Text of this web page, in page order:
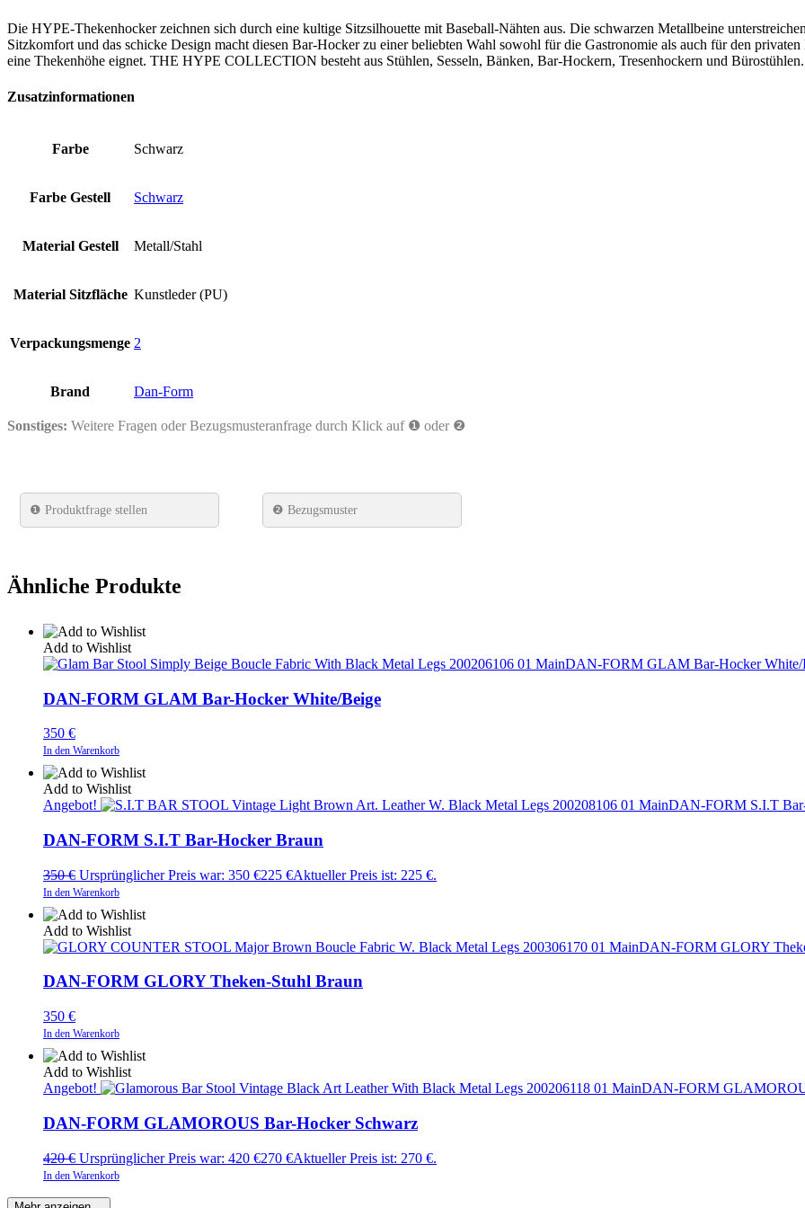
Die HYPE-Thekenhocker zeichnen sich durch eine kultige Sitzsilhouette mit Baseball-Nähten aus. Die schwarzen Metallbeine
Sitzkomfort und das schicke Design macht diesen Bar-Hocker zu einer beliebten Wahl sowohl für die Gastronomie als auch für den
eine Thekenhöhe eignet. THE HYPE COLLECTION besteht aus Stühlen, Sesseln, Bänken, Bar-Hockern, Tresenhockern und Bürostühlen.
Zusatzinformationen
Farbe Schwarz
Farbe Gestell Schwarz
Material Gestell Metall/Stahl
Material Sitzfläche Kunstleder (PU)
Verpackungsmenge 2
Brand Dan-Form
Sonstiges: Weitere Fragen oder Bezugsmusteranfrage durch Klick auf ❶ oder ❷
❶ Produktfrage stellen ❷ Bezugsmuster
Ähnliche Produkte
Add to Wishlist
DAN-FORM GLAM Bar-Hocker White/
DAN-FORM GLAM Bar-Hocker White/Beige
350 €
In den Warenkorb
Add to Wishlist
Angebot!
DAN-FORM S.I.T
DAN-FORM S.I.T Bar-Hocker Braun
350€ Ursprünglicher Preis war: 350 €225 €Aktueller Preis ist: 225 €.
In den Warenkorb
Add to Wishlist
DAN-FORM GLORY
DAN-FORM GLORY Theken-Stuhl Braun
350 €
In den Warenkorb
Add to Wishlist
Angebot!
DAN-FORM
DAN-FORM GLAMOROUS Bar-Hocker Schwarz
420€ Ursprünglicher Preis war: 420 €270 €Aktueller Preis ist: 270 €.
In den Warenkorb